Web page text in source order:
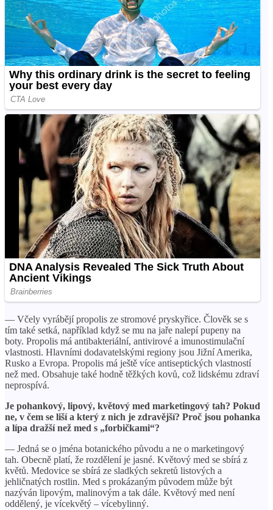
— Včely vyrábějí propolis ze stromové pryskyřice. Člověk se s
tím také setká, například když se mu na jaře nalepí pupeny na
boty. Propolis má antibakteriální, antivirové a imunostimulační
vlastnosti. Hlavními dodavatelskými regiony jsou Jižní Amerika,
Rusko a Evropa. Propolis má ještě více antiseptických vlastností
než med. Obsahuje také hodně těžkých kovů, což lidskému zdraví
neprospívá.
Je pohankový, lipový, květový med marketingový tah? Pokud
ne, v čem se liší a který z nich je zdravější? Proč jsou pohanka
a lípa dražší než med s „forbičkami“?
— Jedná se o jména botanického původu a ne o marketingový
tah. Obecně platí, že rozdělení je jasné. Květový med se sbírá z
květů. Medovice se sbírá ze sladkých sekretů listových a
jehličnatých rostlin. Med s prokázaným původem může být
nazýván lipovým, malinovým a tak dále. Květový med není
oddělený, je vícekvětý – vícebylinný.